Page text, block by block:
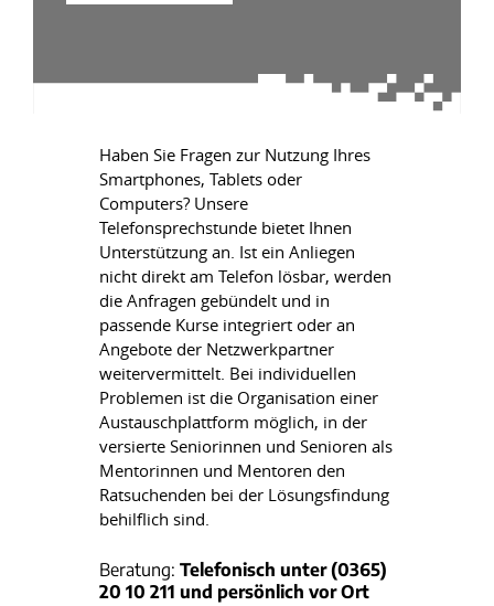
Haben Sie Fragen zur Nutzung Ihres
Smartphones, Tablets oder
Computers? Unsere
Telefonsprechstunde bietet Ihnen
Unterstützung an. Ist ein Anliegen
nicht direkt am Telefon lösbar, werden
die Anfragen gebündelt und in
passende Kurse integriert oder an
Angebote der Netzwerkpartner
weitervermittelt. Bei individuellen
Problemen ist die Organisation einer
Austauschplattform möglich, in der
versierte Seniorinnen und Senioren als
Mentorinnen und Mentoren den
Ratsuchenden bei der Lösungsfindung
behilflich sind.
Beratung: Telefonisch unter (0365)
20 10 211 und persönlich vor Ort